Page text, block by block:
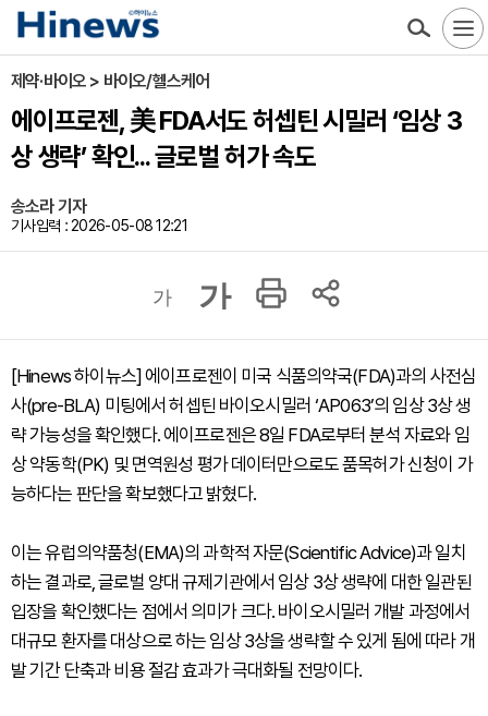
제약·바이오 > 바이오/헬스케어
에이프로젠, 美 FDA서도 허셉틴 시밀러 ‘임상 3
상 생략’ 확인... 글로벌 허가 속도
송소라 기자
기사입력 : 2026-05-08 12:21
가 가
[Hinews 하이뉴스] 에이프로젠이 미국 식품의약국(FDA)과의 사전심
사(pre-BLA) 미팅에서 허셉틴 바이오시밀러 ‘AP063’의 임상 3상 생
략 가능성을 확인했다. 에이프로젠은 8일 FDA로부터 분석 자료와 임
상 약동학(PK) 및 면역원성 평가 데이터만으로도 품목허가 신청이 가
능하다는 판단을 확보했다고 밝혔다.
이는 유럽의약품청(EMA)의 과학적 자문(Scientific Advice)과 일치
하는 결과로, 글로벌 양대 규제기관에서 임상 3상 생략에 대한 일관된
입장을 확인했다는 점에서 의미가 크다. 바이오시밀러 개발 과정에서
대규모 환자를 대상으로 하는 임상 3상을 생략할 수 있게 됨에 따라 개
발 기간 단축과 비용 절감 효과가 극대화될 전망이다.